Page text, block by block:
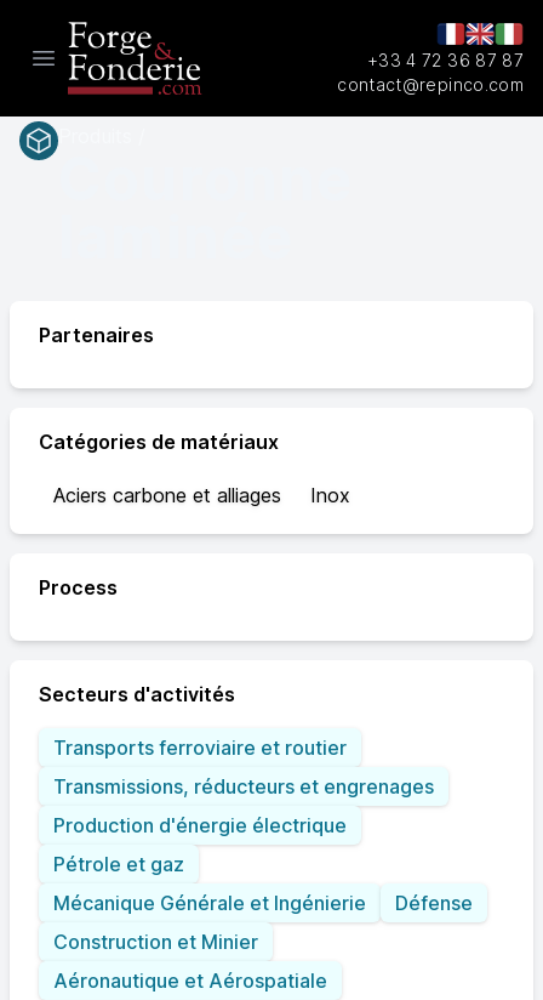
Open main menu
+33 4 72 36 87 87
contact@repinco.com
Partenaires
Catégories de matériaux
Aciers carbone et alliages Inox
Process
Secteurs d'activités
Transports ferroviaire et routier
Transmissions, réducteurs et engrenages
Production d'énergie électrique
Pétrole et gaz
Mécanique Générale et Ingénierie
Défense
Construction et Minier
Aéronautique et Aérospatiale